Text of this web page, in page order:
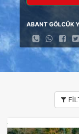
ABANT GÖLCÜK